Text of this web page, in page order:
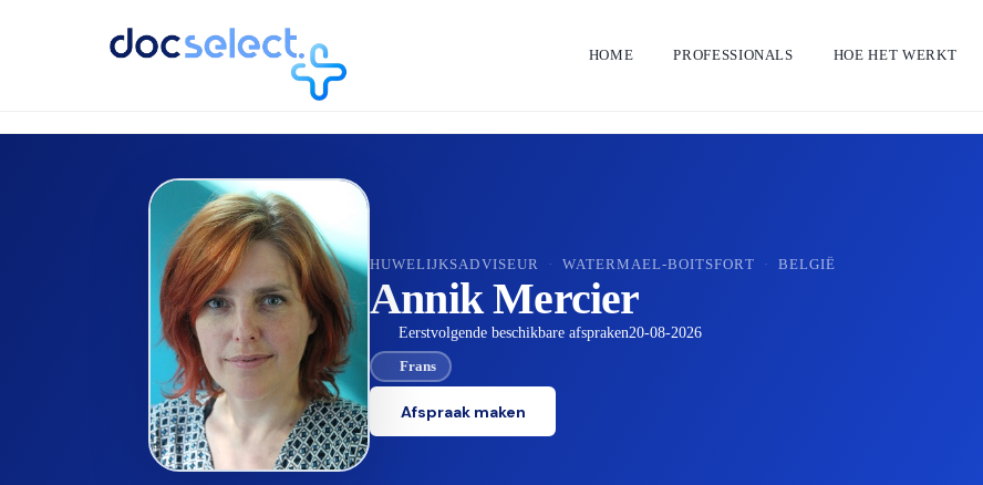
HOME PROFESSIONALS HOE HET WERKT
TERUG NAAR DE DIRECTORY
HUWELIJKSADVISEUR · WATERMAEL-BOITSFORT · BELGIË
Annik Mercier
Eerstvolgende beschikbare afspraken20-08-2026
Frans
Afspraak maken